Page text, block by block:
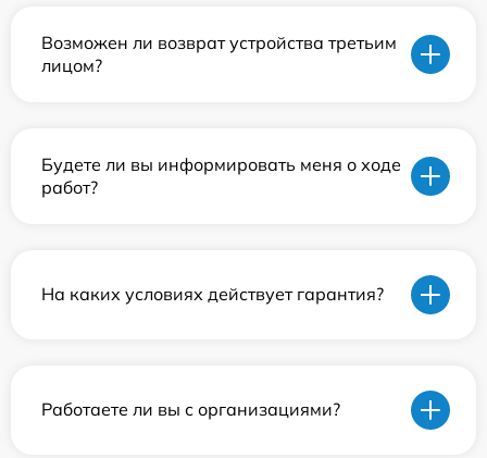
Возможен ли возврат устройства третьим
лицом?
Будете ли вы информировать меня о ходе
работ?
На каких условиях действует гарантия?
Работаете ли вы с организациями?